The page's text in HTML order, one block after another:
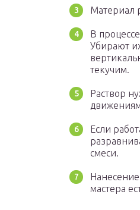
Материал
В
Убирают
текучим.
Раствор
Если
смеси.
мастера